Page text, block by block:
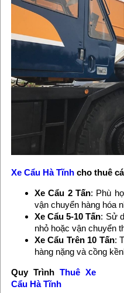
Xe Cẩu Hà Tĩnhcho thuê
Xe Cẩu 2 Tấn: Phù
vận chuyển hàng hóa
Xe Cẩu 5-10 Tấn: Sử
nhỏ hoặc vận chuyển
Xe Cẩu Trên 10 Tấn:
hàng nặng và cồng
Quy Trình Thuê Xe
Cẩu Hà Tĩnh